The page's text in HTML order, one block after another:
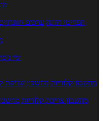
תפריטי תזונה ערכים
5 ימי
מחשבון קלוריות מחשבון שריפת
מחשבון צריכת קלוריות